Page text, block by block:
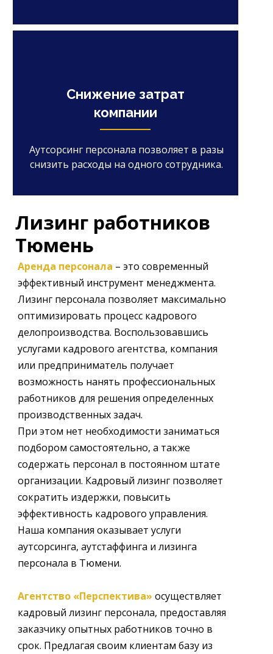
Снижение затрат
компании
Аутсорсинг персонала позволяет в разы
снизить расходы на одного сотрудника.
Аренда персонала – это современный
эффективный инструмент менеджмента.
Лизинг персонала позволяет максимально
оптимизировать процесс кадрового
делопроизводства. Воспользовавшись
услугами кадрового агентства, компания
или предприниматель получает
возможность нанять профессиональных
работников для решения определенных
производственных задач.
При этом нет необходимости заниматься
подбором самостоятельно, а также
содержать персонал в постоянном штате
организации. Кадровый лизинг позволяет
сократить издержки, повысить
эффективность кадрового управления.
Наша компания оказывает услуги
аутсорсинга, аутстаффинга и лизинга
персонала в Тюмени.
Агентство «Перспектива» осуществляет
кадровый лизинг персонала, предоставляя
заказчику опытных работников точно в
срок. Предлагая своим клиентам базу из
Лизинг работников
Тюмень